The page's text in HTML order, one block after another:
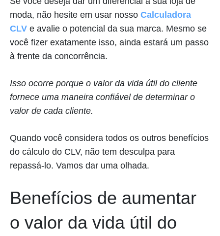
moda, não hesite em usar nosso Calculadora
CLV e avalie o potencial da sua marca. Mesmo se
você fizer exatamente isso, ainda estará um passo
à frente da concorrência.
Isso ocorre porque o valor da vida útil do cliente
fornece uma maneira confiável de determinar o
valor de cada cliente.
Quando você considera todos os outros benefícios
do cálculo do CLV, não tem desculpa para
repassá-lo. Vamos dar uma olhada.
Benefícios de aumentar
o valor da vida útil do